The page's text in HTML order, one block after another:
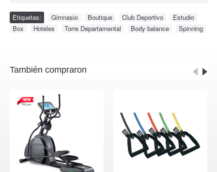
Etiquetas: Gimnasio Boutique Club Deportivo Estudio
Box
Hoteles Torre Departamental Body balance
Spinning
También compraron